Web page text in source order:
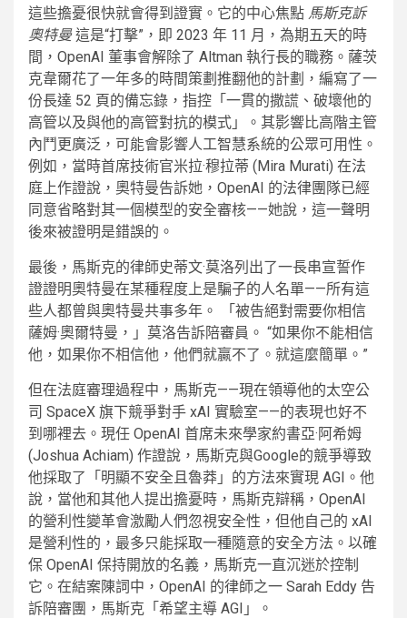
這些擔憂很快就會得到證實。它的中心焦點 馬斯克訴
奧特曼這是“打擊”，即 2023 年 11 月，為期五天的時
間，OpenAI 董事會解除了 Altman 執行長的職務。薩茨
克韋爾花了一年多的時間策劃推翻他的計劃，編寫了一
份長達 52 頁的備忘錄，指控「一貫的撒謊、破壞他的
高管以及與他的高管對抗的模式」。其影響比高階主管
內鬥更廣泛，可能會影響人工智慧系統的公眾可用性。
例如，當時首席技術官米拉·穆拉蒂 (Mira Murati) 在法
庭上作證說，奧特曼告訴她，OpenAI 的法律團隊已經
同意省略對其一個模型的安全審核——她說，這一聲明
後來被證明是錯誤的。
最後，馬斯克的律師史蒂文·莫洛列出了一長串宣誓作
證證明奧特曼在某種程度上是騙子的人名單——所有這
些人都曾與奧特曼共事多年。 「被告絕對需要你相信
薩姆·奧爾特曼，」莫洛告訴陪審員。 “如果你不能相信
他，如果你不相信他，他們就贏不了。就這麼簡單。”
但在法庭審理過程中，馬斯克——現在領導他的太空公
司 SpaceX 旗下競爭對手 xAI 實驗室——的表現也好不
到哪裡去。現任 OpenAI 首席未來學家約書亞·阿希姆
(Joshua Achiam) 作證說，馬斯克與Google的競爭導致
他採取了「明顯不安全且魯莽」的方法來實現 AGI。他
說，當他和其他人提出擔憂時，馬斯克辯稱，OpenAI
的營利性變革會激勵人們忽視安全性，但他自己的 xAI
是營利性的，最多只能採取一種隨意的安全方法。以確
保 OpenAI 保持開放的名義，馬斯克一直沉迷於控制
它。在結案陳詞中，OpenAI 的律師之一 Sarah Eddy 告
訴陪審團，馬斯克「希望主導 AGI」。